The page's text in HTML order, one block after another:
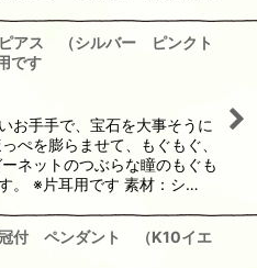
アス （シルバー ピンクト
です
お手手で、宝石を大事そうに
ぺを膨らませて、もぐもぐ、
ネットのつぶらな瞳のもぐも
。 ※片耳用です 素材：シ…
付 ペンダント （K10イエ